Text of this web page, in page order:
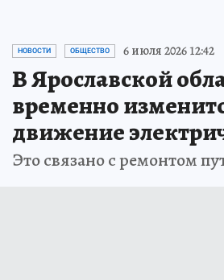
НОВОСТИ ОБЩЕСТВО 6 июля 2026 12:42
В Ярославской
временно
движение
Это связано с ремонтом